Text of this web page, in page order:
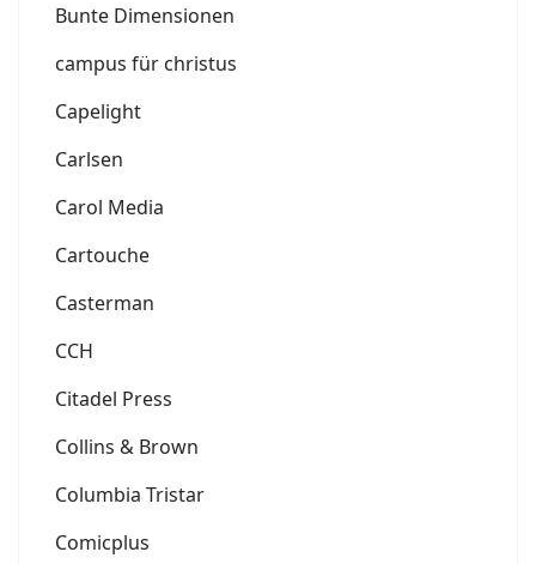
Bunte Dimensionen
campus für christus
Capelight
Carlsen
Carol Media
Cartouche
Casterman
CCH
Citadel Press
Collins & Brown
Columbia Tristar
Comicplus